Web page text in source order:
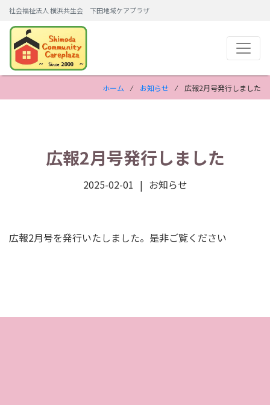
社会福祉法人 横浜共生会 下田地域ケアプラザ
ホーム ⁄ お知らせ ⁄ 広報2月号発行しました
広報2月号発行しました
2025-02-01 お知らせ
広報2月号を発行いたしました。是非ご覧ください